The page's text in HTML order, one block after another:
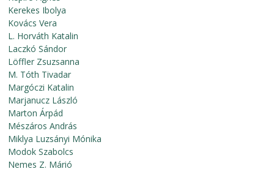
Kerekes Ibolya
Kovács Vera
L. Horváth Katalin
Laczkó Sándor
Löffler Zsuzsanna
M. Tóth Tivadar
Margóczi Katalin
Marjanucz László
Marton Árpád
Mészáros András
Miklya Luzsányi Mónika
Modok Szabolcs
Nemes Z. Márió